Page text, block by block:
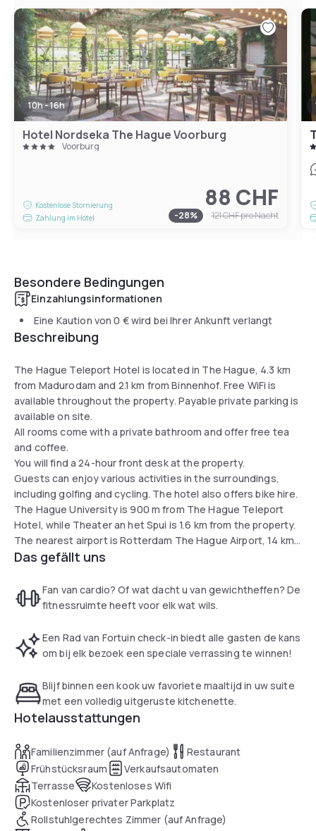
10h - 16h
Hotel Nordseka The Hague Voorburg
Voorburg
Kostenlose Stornierung
Zahlung im Hotel
88 CHF
-28% 121 CHFpro Nacht
Besondere Bedingungen
Einzahlungsinformationen
Eine Kaution von0 €wird bei Ihrer Ankunft verlangt
Beschreibung
The Hague Teleport Hotel is located in The Hague, 4.3 km
from Madurodam and 2.1 km from Binnenhof. Free WiFi is
available throughout the property. Payable private parking is
available on site.
All rooms come with a private bathroom and offer free tea
and coffee.
You will find a 24-hour front desk at the property.
Guests can enjoy various activities in the surroundings,
including golfing and cycling. The hotel also offers bike hire.
The Hague University is 900 m from The Hague Teleport
Hotel, while Theater an het Spui is 1.6 km from the property.
The nearest airport is Rotterdam The Hague Airport, 14 km
from The Hague Teleport Hotel.
Das gefällt uns
Fan van cardio? Of wat dacht u van gewichtheffen? De
fitnessruimte heeft voor elk wat wils.
Een Rad van Fortuin check-in biedt alle gasten de kans
om bij elk bezoek een speciale verrassing te winnen!
Blijf binnen een kook uw favoriete maaltijd in uw suite
met een volledig uitgeruste kitchenette.
Hotelausstattungen
Familienzimmer (auf Anfrage)
Restaurant
Frühstücksraum
Verkaufsautomaten
Terrasse
Kostenloses Wifi
Kostenloser privater Parkplatz
Rollstuhlgerechtes Zimmer (auf Anfrage)